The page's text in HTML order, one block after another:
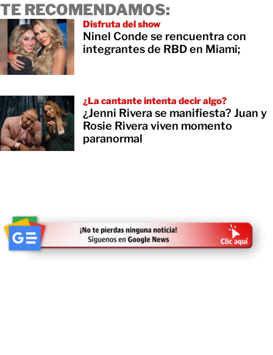
TE RECOMENDAMOS:
Disfruta del show
Ninel Conde se rencuentra con
integrantes de RBD en Miami;
¿La cantante intenta decir algo?
¿Jenni Rivera se manifiesta? Juan y
Rosie Rivera viven momento
paranormal